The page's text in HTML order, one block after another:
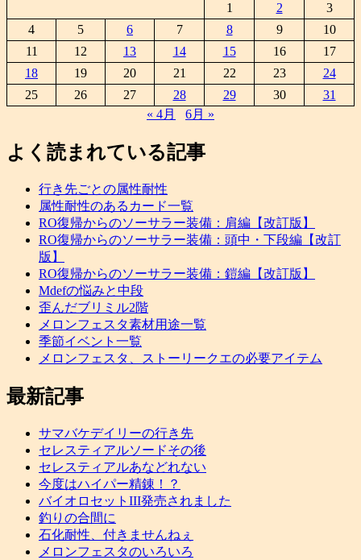
1
2
3
4
5 6 7 8 9
10
11
12 13 14 15 16
17
18
19 20 21 22 23
24
25
26 27 28 29 30
31
« 4月
6月 »
よく読まれている記事
行き先ごとの属性耐性
属性耐性のあるカード一覧
RO復帰からのソーサラー装備：肩編【改訂版】
RO復帰からのソーサラー装備：頭中・下段編【改訂
版】
RO復帰からのソーサラー装備：鎧編【改訂版】
Mdefの悩みと中段
歪んだブリミル2階
メロンフェスタ素材用途一覧
季節イベント一覧
メロンフェスタ、ストーリークエの必要アイテム
最新記事
サマバケデイリーの行き先
セレスティアルソードその後
セレスティアルあなどれない
今度はハイパー精錬！？
バイオロセットIII発売されました
釣りの合間に
石化耐性、付きませんねぇ
メロンフェスタのいろいろ